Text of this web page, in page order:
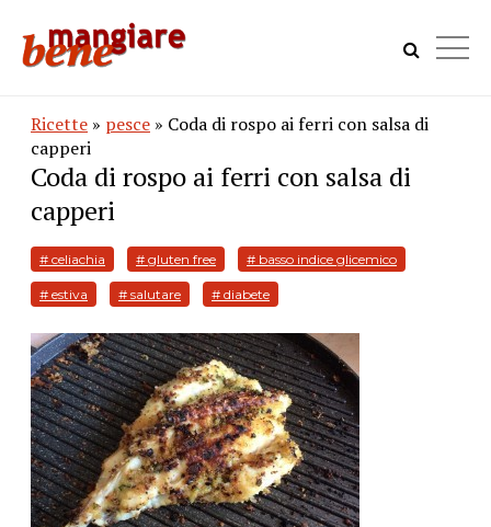
Ricette » pesce » Coda di rospo ai ferri con salsa di
capperi
Coda di rospo ai ferri con salsa di
capperi
# celiachia # gluten free # basso indice glicemico
# estiva # salutare # diabete